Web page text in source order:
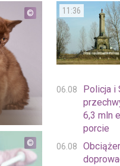
11:36
06.08
Policja i
6,3 mln
porcie
06.08